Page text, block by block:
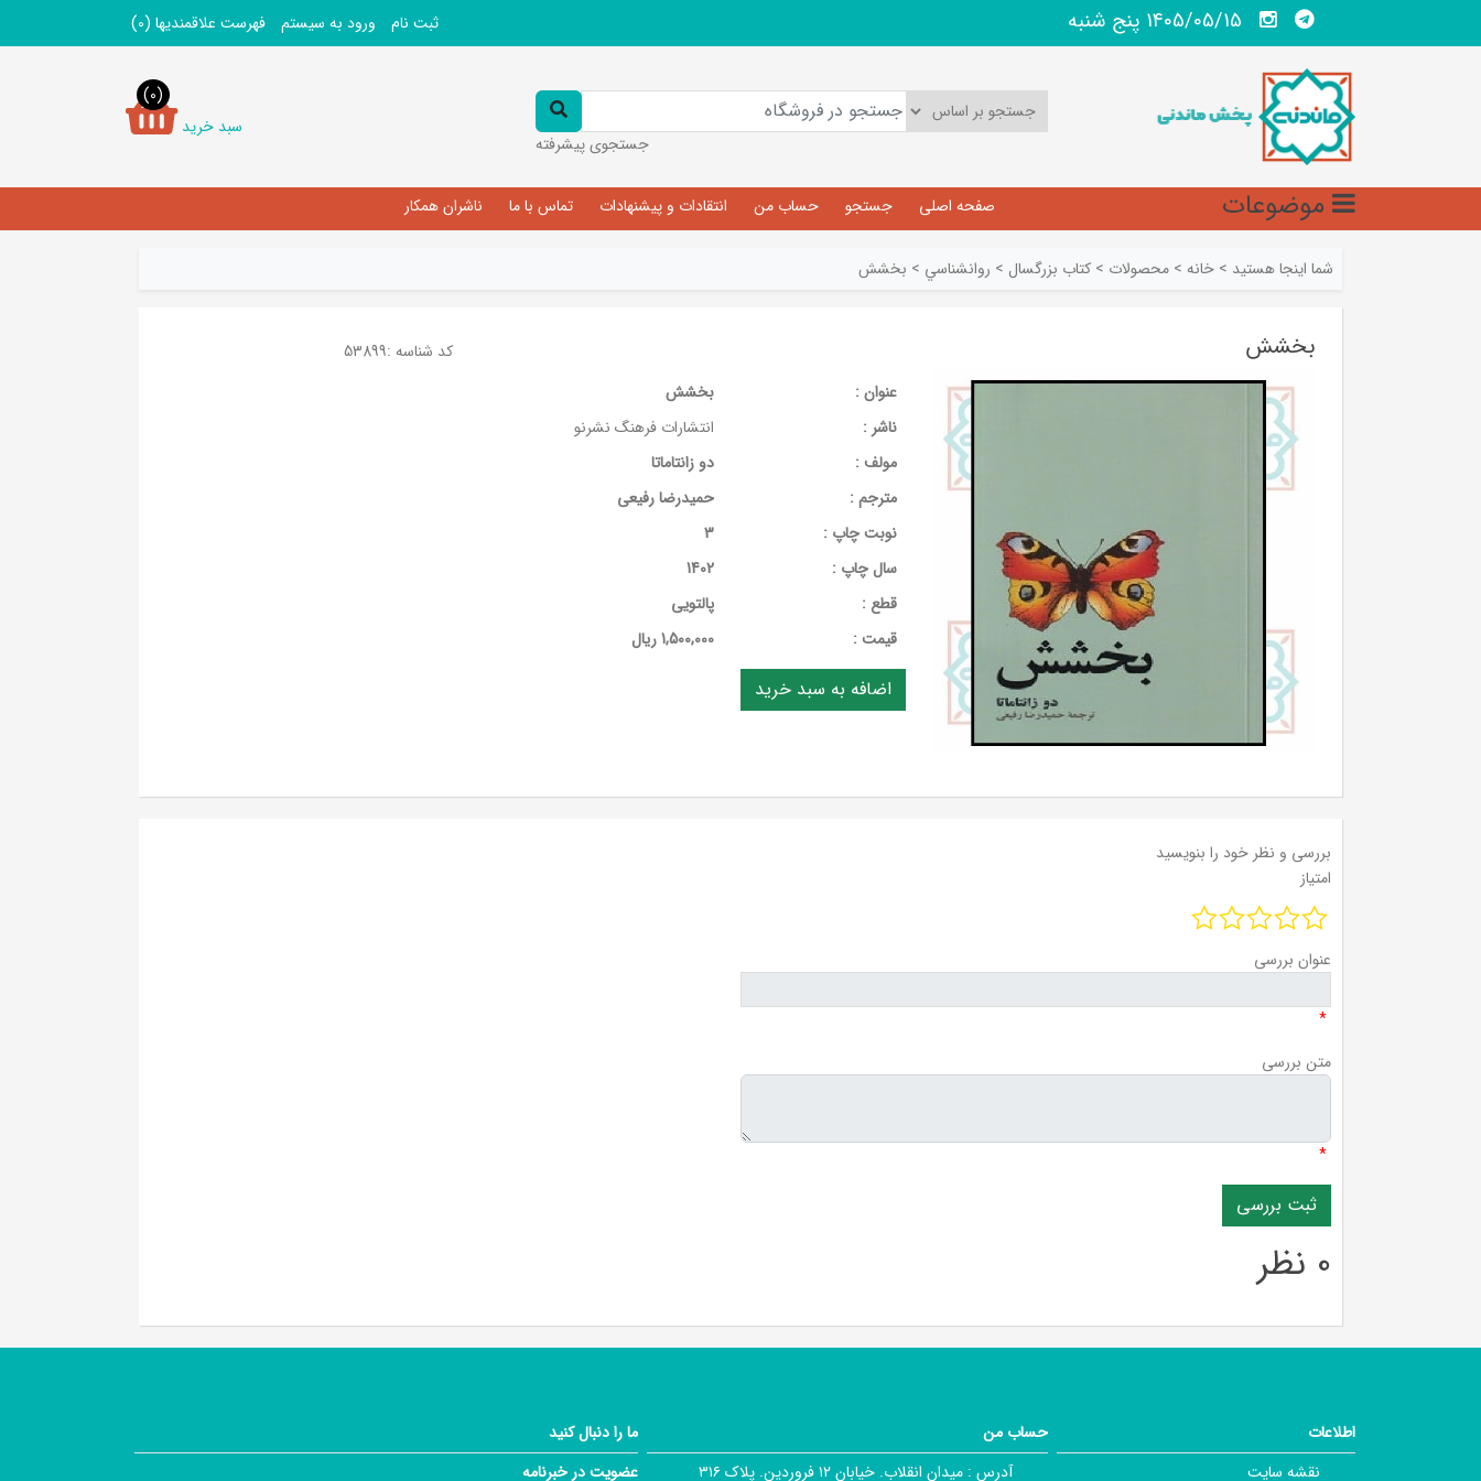
1405/05/15 پنج شنبه ثبت نام ورود به سیستم فهرست علاقمندیها (0)
جستجوی پیشرفته
سبد خرید
(0)
موضوعات صفحه اصلی جستجو حساب من انتقادات و پیشنهادات تماس با ما ناشران همکار
شما اینجا هستید > خانه > محصولات > کتاب بزرگسال > روانشناسي > بخشش
بخشش کد شناسه :53899
عنوان :
بخشش
ناشر :
انتشارات فرهنگ نشرنو
مولف :
دو زانتاماتا
مترجم :
حمیدرضا رفیعی
نوبت چاپ :
3
سال چاپ :
1402
قطع :
پالتویی
قيمت :
1,500,000 ریال
بررسی و نظر خود را بنویسید
امتیاز
عنوان بررسی
*
متن بررسی
*
0 نظر
اطلاعات
نقشه سایت
حساب من
آدرس : میدان انقلاب. خیابان ۱۲ فروردین. پلاک ۳۱۶
ما را دنبال کنید
عضویت در خبرنامه